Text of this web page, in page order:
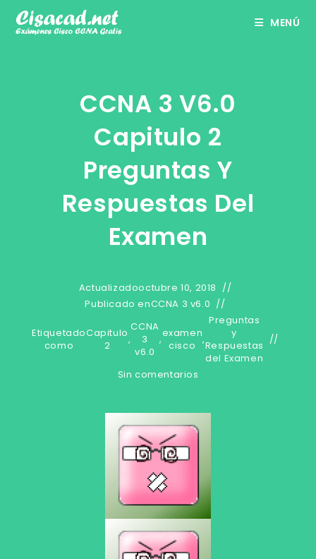
MENÚ
CCNA 3 V6.0
Capitulo 2
Preguntas Y
Respuestas Del
Examen
Actualizadooctubre 10, 2018
Publicado enCCNA 3 v6.0
Etiquetado
como
Capitulo
2
,
CCNA
3
v6.0
,examen
cisco ,
Preguntas
y
Respuestas
del Examen
Sin comentarios